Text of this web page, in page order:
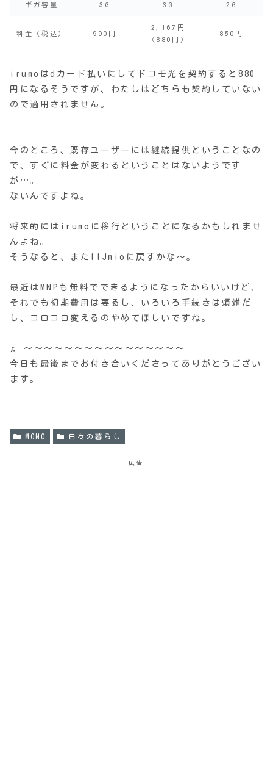
ギガ容量 3G 3G 2G
料金（税込） 990円
2,167円
（880円）
850円
irumoはdカード払いにしてドコモ光を契約すると880
円になるそうですが、わたしはどちらも契約していない
ので適用されません。
今のところ、既存ユーザーには継続提供ということなの
で、すぐに料金が変わるということはないようです
が…。
ないんですよね。
将来的にはirumoに移行ということになるかもしれませ
んよね。
そうなると、またIIJmioに戻すかな〜。
最近はMNPも無料でできるようになったからいいけど、
それでも初期費用は要るし、いろいろ手続きは煩雑だ
し、コロコロ変えるのやめてほしいですね。
♫ 〜〜〜〜〜〜〜〜〜〜〜〜〜〜〜〜
今日も最後までお付き合いくださってありがとうござい
ます。
MONO 日々の暮らし
広告